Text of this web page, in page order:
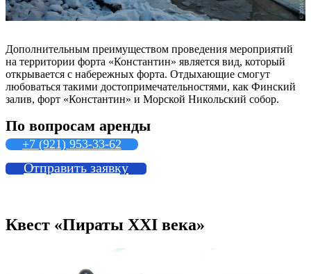
Дополнительным преимуществом проведения мероприятий
на территории форта «Константин» является вид, который
открывается с набережных форта. Отдыхающие смогут
любоваться такими достопримечательностями, как Финский
залив, форт «Константин» и Морской Никольский собор.
По вопросам аренды
+7 (921) 953-33-62
Отправить заявку
Квест «Пираты XXI века»